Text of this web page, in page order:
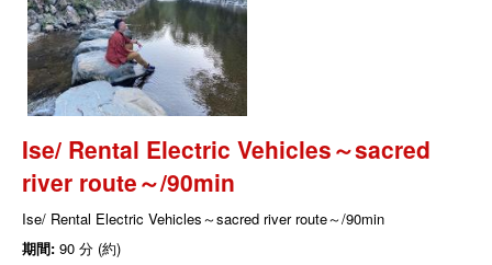
Ise/ Rental Electric Vehicles～sacred
river route～/90min
Ise/ Rental Electric Vehicles～sacred river route～/90min
期間: 90 分 (約)